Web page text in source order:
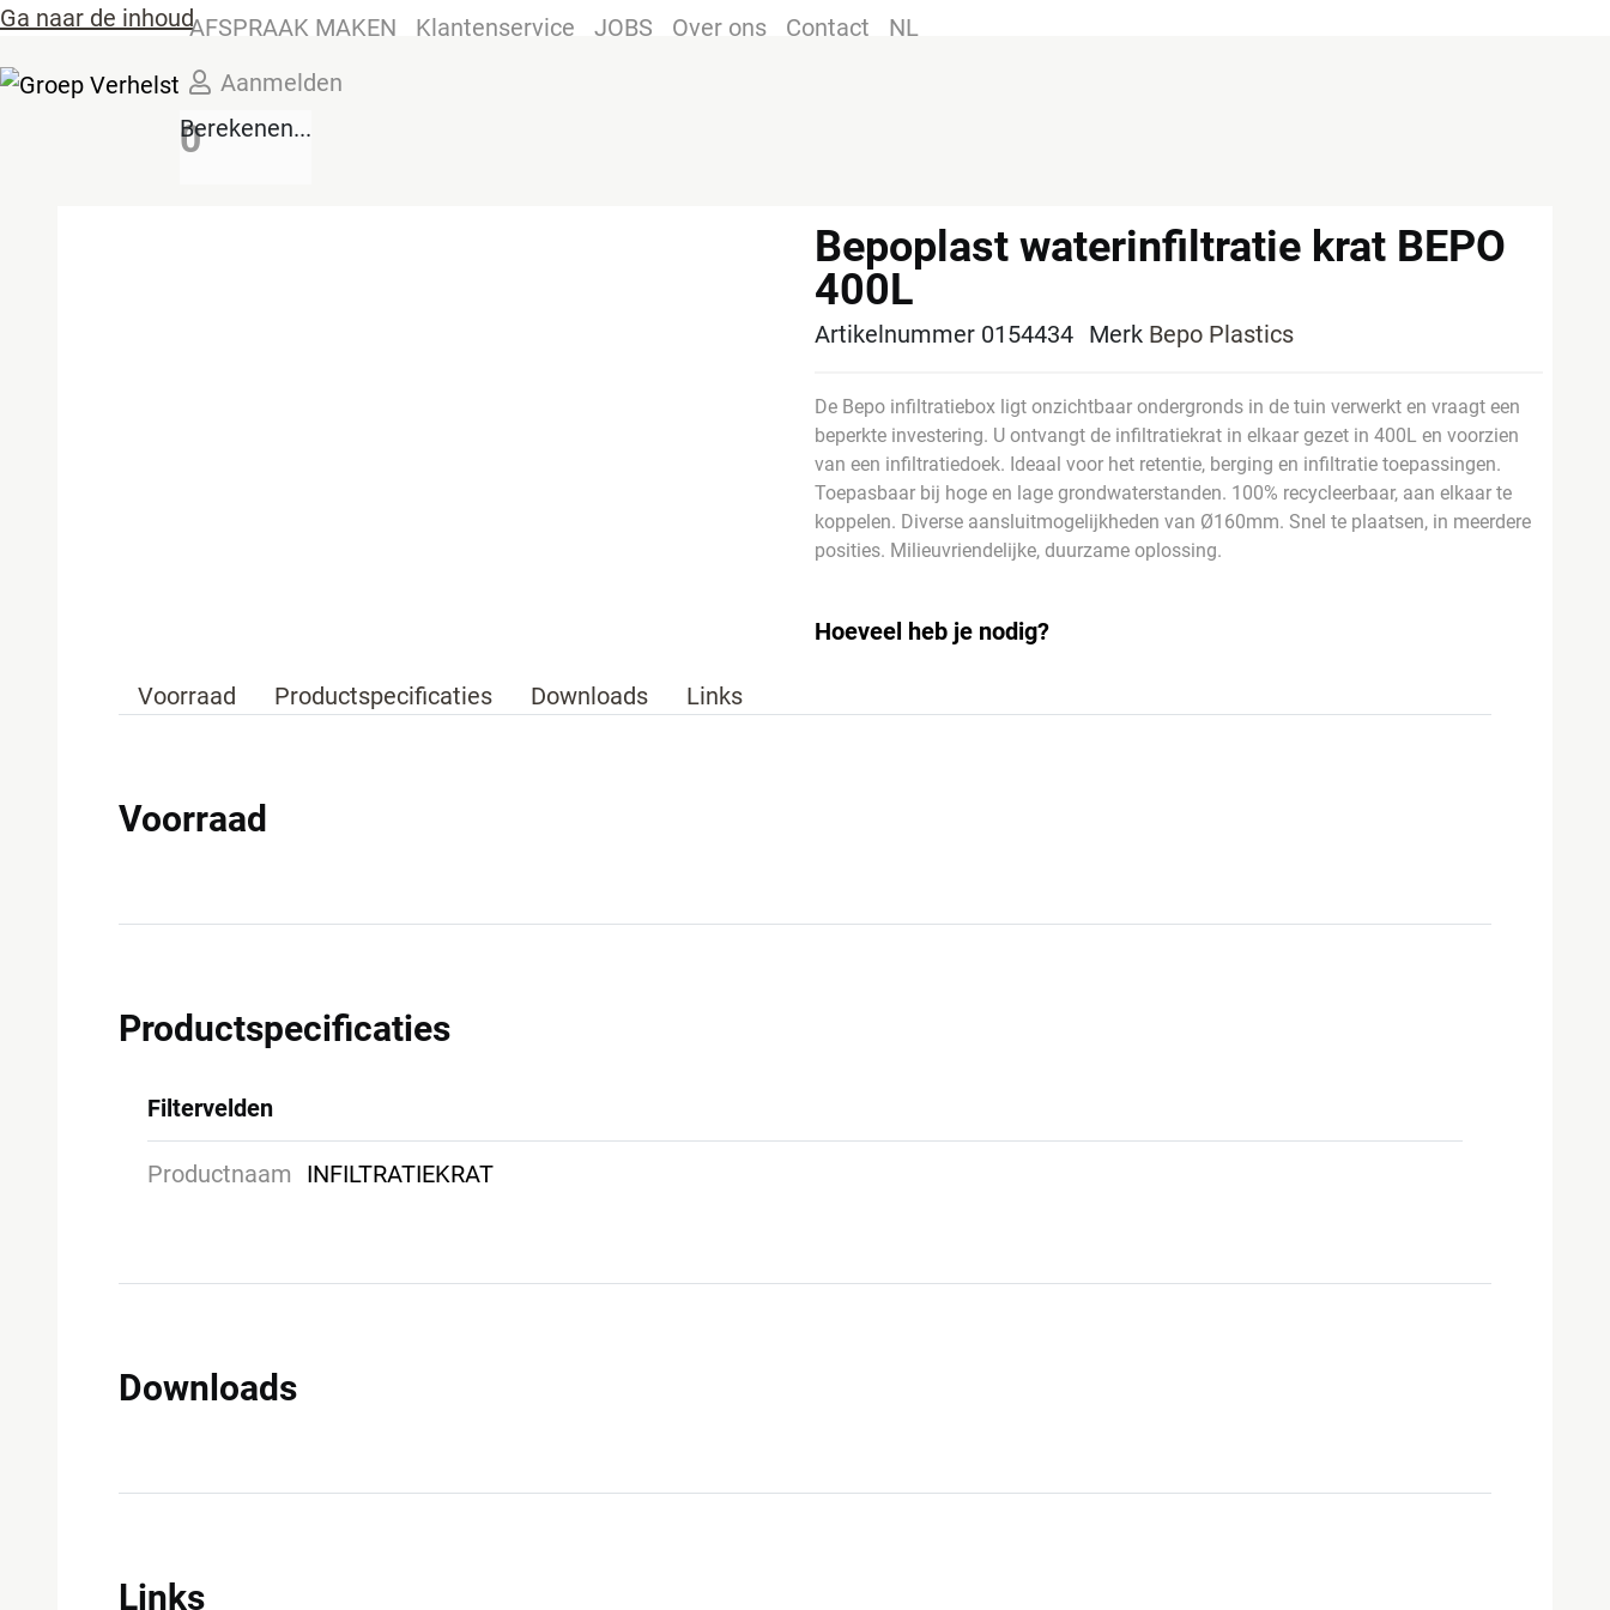
Ga naar de inhoudAFSPRAAK MAKEN Klantenservice JOBS Over ons Contact
NL
Aanmelden
0
Berekenen...
Bepoplast waterinfiltratie krat BEPO
400L
Artikelnummer 0154434 Merk Bepo Plastics
De Bepo infiltratiebox ligt onzichtbaar ondergronds in de tuin verwerkt en vraagt een
beperkte investering. U ontvangt de infiltratiekrat in elkaar gezet in 400L en voorzien
van een infiltratiedoek. Ideaal voor het retentie, berging en infiltratie toepassingen.
Toepasbaar bij hoge en lage grondwaterstanden. 100% recycleerbaar, aan elkaar te
koppelen. Diverse aansluitmogelijkheden van Ø160mm. Snel te plaatsen, in meerdere
posities. Milieuvriendelijke, duurzame oplossing.
Hoeveel heb je nodig?
Voorraad Productspecificaties Downloads Links
Voorraad
Productspecificaties
Filtervelden
Productnaam INFILTRATIEKRAT
Downloads
Links